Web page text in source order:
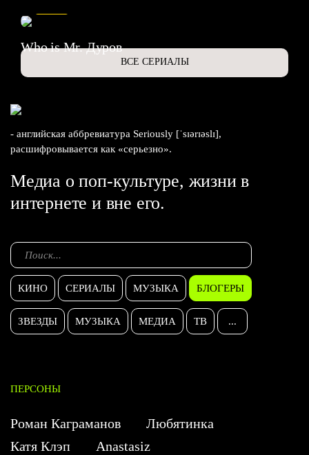
Who is Mr. Дуров
ВСЕ СЕРИАЛЫ
- английская аббревиатура Seriously [ˈsɪərɪəslɪ],
расшифровывается как «серьезно».
Медиа о поп-культуре, жизни в
интернете и вне его.
КИНО СЕРИАЛЫ МУЗЫКА БЛОГЕРЫ
ЗВЕЗДЫ МУЗЫКА МЕДИА ТВ ...
ПЕРСОНЫ
Роман Каграманов
Любятинка
Катя Клэп
Anastasiz